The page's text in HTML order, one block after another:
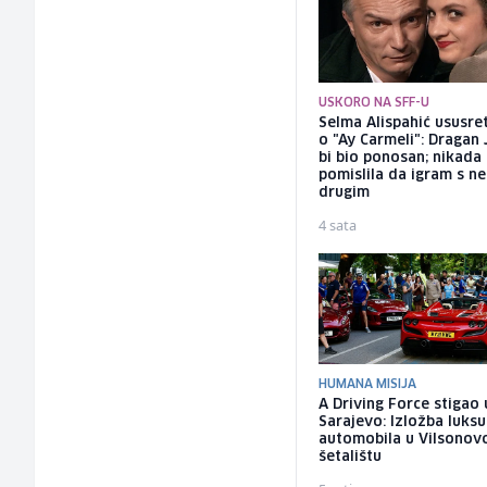
USKORO NA SFF-U
Selma Alispahić
o "Ay Carmeli": Dragan
bi bio ponosan; nikada
pomislila da igram s
drugim
4 sata
HUMANA MISIJA
A Driving Force stigao
Sarajevo: Izložba
automobila u
šetalištu